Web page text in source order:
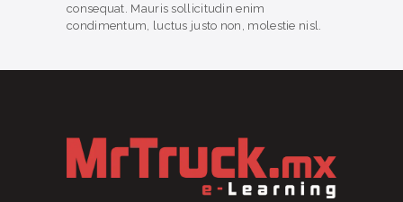
consequat. Mauris sollicitudin enim
condimentum, luctus justo non, molestie nisl.